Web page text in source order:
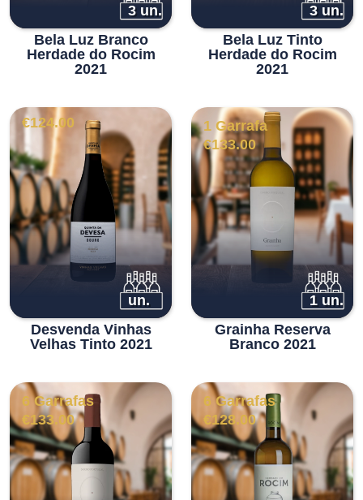
3 un.
Bela Luz Branco
Herdade do Rocim
2021
3 un.
Bela Luz Tinto
Herdade do Rocim
2021
€124.00
un.
Desvenda Vinhas
Velhas Tinto 2021
1 Garrafa
€133.00
1 un.
Grainha Reserva
Branco 2021
6 Garrafas
€133.00
6 Garrafas
€128.00